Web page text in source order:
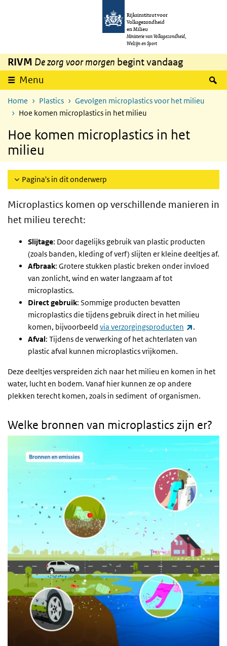
Overslaan en naar de inhoud gaan
Rijksinstituut voor
Volksgezondheid
en Milieu
Ministerie van Volksgezondheid,
Welzijn en Sport
RIVM De zorg voor morgen begint vandaag
Menu
Home Plastics
Gevolgen microplastics voor het milieu
Hoe komen microplastics in het milieu
Hoe komen microplastics in het
milieu
Pagina's in dit onderwerp
Microplastics komen op verschillende manieren in
het milieu terecht:
Slijtage: Door dagelijks gebruik van plastic producten
(zoals banden, kleding of verf) slijten er kleine deeltjes af.
Afbraak: Grotere stukken plastic breken onder invloed
van zonlicht, wind en water langzaam af tot
microplastics.
Direct gebruik: Sommige producten bevatten
microplastics die tijdens gebruik direct in het milieu
komen, bijvoorbeeld via verzorgingsproducten (externe
.
Afval: Tijdens de verwerking of het achterlaten van
plastic afval kunnen microplastics vrijkomen.
Deze deeltjes verspreiden zich naar het milieu en komen in het
water, lucht en bodem. Vanaf hier kunnen ze op andere
plekken terecht komen, zoals in sediment of organismen.
Welke bronnen van microplastics zijn er?